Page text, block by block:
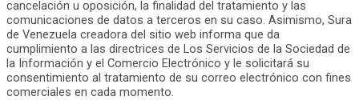
cancelación u oposición, la finalidad del tratamiento y las
comunicaciones de datos a terceros en su caso. Asimismo, Sura
de Venezuela creadora del sitio web informa que da
cumplimiento a las directrices de Los Servicios de la Sociedad de
la Información y el Comercio Electrónico y le solicitará su
consentimiento al tratamiento de su correo electrónico con fines
comerciales en cada momento.